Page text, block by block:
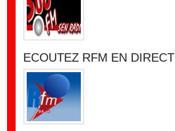
ECOUTEZ RFM EN DIRECT